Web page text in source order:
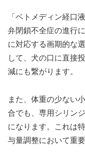
「ベトメディン経口
弁閉鎖不全症の進行
に対応する画期的な
して、犬の口に直接
減にも繋がります。
また、体重の少ない
合でも、専用シリン
になります。これは
与量調整において重